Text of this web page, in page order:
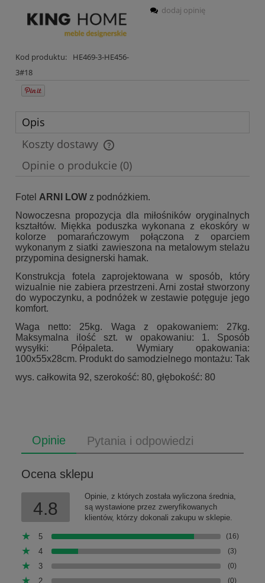
Kod produktu:
HE469-3-HE456-
3#18
dodaj opinię
Opis
Koszty dostawy
Cena nie zawiera ewentualnych kosztów płatności
Opinie o produkcie (0)
Fotel ARNI LOW z podnóżkiem.
Nowoczesna propozycja dla miłośników oryginalnych
kształtów. Miękka poduszka wykonana z ekoskóry w
kolorze pomarańczowym połączona z oparciem
wykonanym z siatki zawieszona na metalowym stelażu
przypomina designerski hamak.
Konstrukcja fotela zaprojektowana w sposób, który
wizualnie nie zabiera przestrzeni. Arni został stworzony
do wypoczynku, a podnóżek w zestawie potęguje jego
komfort.
Waga netto: 25kg. Waga z opakowaniem: 27kg.
Maksymalna ilość szt. w opakowaniu: 1. Sposób
wysyłki: Półpaleta. Wymiary opakowania:
100x55x28cm. Produkt do samodzielnego montażu: Tak
wys. całkowita 92, szerokość: 80, głębokość: 80
Opinie Pytania i odpowiedzi
Ocena sklepu
4.8
Opinie, z których została wyliczona średnia,
są wystawione przez zweryfikowanych
klientów, którzy dokonali zakupu w sklepie.
5 (16)
4 (3)
3 (0)
2 (0)